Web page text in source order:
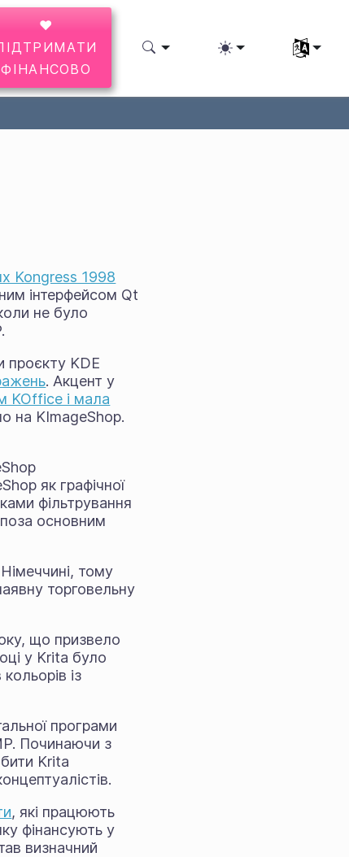
♥
ФІНАНСОВО
Виберіть
Kongress 1998
інтерфейсом Qt
не було
проєкту KDE
. Акцент у
KOffice і мала
на KImageShop.
як графічної
фільтрування
основним
тому
торговельну
що призвело
у Krita було
із
програми
Починаючи з
Krita
, які працюють
фінансують у
визначний